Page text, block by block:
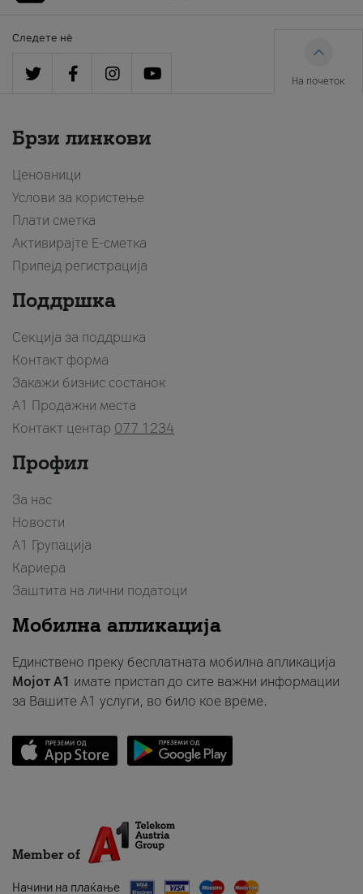
Следете нè
На почеток
Брзи линкови
Ценовници
Услови за користење
Плати сметка
Активирајте Е-сметка
Припејд регистрација
Поддршка
Секција за поддршка
Контакт форма
Закажи бизнис состанок
A1 Продажни места
Контакт центар 077 1234
Профил
За нас
Новости
А1 Групација
Кариера
Заштита на лични податоци
Мобилна апликација
Единствено преку бесплатната мобилна апликација
Мојот A1 имате пристап до сите важни информации
за Вашите A1 услуги, во било кое време.
Member of
Начини на плаќање